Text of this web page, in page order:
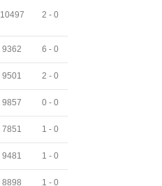
10497 2 - 0
9362 6 - 0
9501 2 - 0
9857 0 - 0
7851 1 - 0
9481 1 - 0
8898 1 - 0